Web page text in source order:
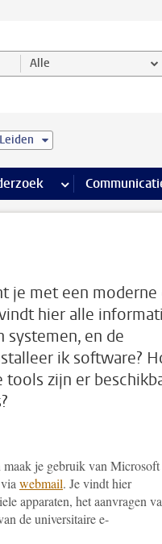
Alle
pagina’s
meer Onderzoek
je met een moderne
hier alle
en de
ik software?
zijn er
je gebruik van Microsoft
webmail. Je vindt hier
apparaten, het aanvragen
de universitaire e-